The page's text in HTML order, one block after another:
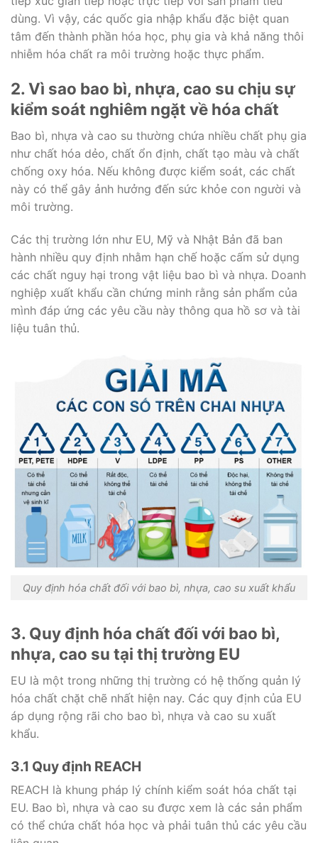
dùng. Vì vậy, các quốc gia nhập khẩu đặc biệt quan
tâm đến thành phần hóa học, phụ gia và khả năng thôi
nhiễm hóa chất ra môi trường hoặc thực phẩm.
2. Vì sao bao bì, nhựa, cao su chịu sự
kiểm soát nghiêm ngặt về hóa chất
Bao bì, nhựa và cao su thường chứa nhiều chất phụ gia
như chất hóa dẻo, chất ổn định, chất tạo màu và chất
chống oxy hóa. Nếu không được kiểm soát, các chất
này có thể gây ảnh hưởng đến sức khỏe con người và
môi trường.
Các thị trường lớn như EU, Mỹ và Nhật Bản đã ban
hành nhiều quy định nhằm hạn chế hoặc cấm sử dụng
các chất nguy hại trong vật liệu bao bì và nhựa. Doanh
nghiệp xuất khẩu cần chứng minh rằng sản phẩm của
mình đáp ứng các yêu cầu này thông qua hồ sơ và tài
liệu tuân thủ.
Quy định hóa chất đối với bao bì, nhựa, cao su xuất khẩu
3. Quy định hóa chất đối với bao bì,
nhựa, cao su tại thị trường EU
EU là một trong những thị trường có hệ thống quản lý
hóa chất chặt chẽ nhất hiện nay. Các quy định của EU
áp dụng rộng rãi cho bao bì, nhựa và cao su xuất
khẩu.
3.1 Quy định REACH
REACH là khung pháp lý chính kiểm soát hóa chất tại
EU. Bao bì, nhựa và cao su được xem là các sản phẩm
có thể chứa chất hóa học và phải tuân thủ các yêu cầu